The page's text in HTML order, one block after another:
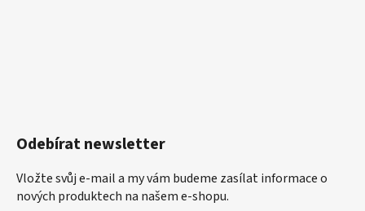
Odebírat newsletter
Vložte svůj e-mail a my vám budeme zasílat informace o
nových produktech na našem e-shopu.